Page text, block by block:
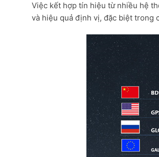
Việc kết hợp tín hiệu từ nhiều hệ
và hiệu quả định vị, đặc biệt trong